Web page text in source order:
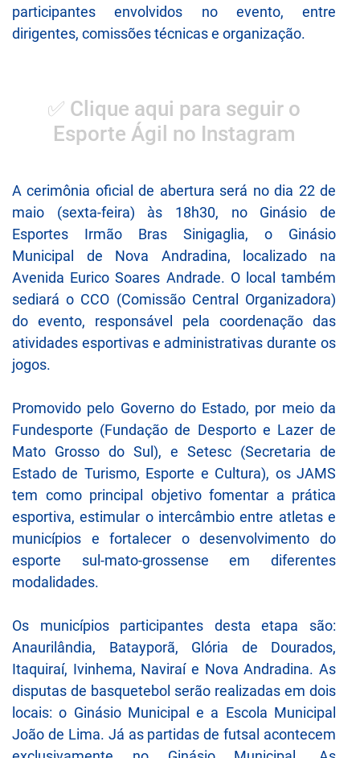
participantes envolvidos no evento, entre
dirigentes, comissões técnicas e organização.
✅ Clique aqui para seguir o
Esporte Ágil no Instagram
A cerimônia oficial de abertura será no dia 22 de
maio (sexta-feira) às 18h30, no Ginásio de
Esportes Irmão Bras Sinigaglia, o Ginásio
Municipal de Nova Andradina, localizado na
Avenida Eurico Soares Andrade. O local também
sediará o CCO (Comissão Central Organizadora)
do evento, responsável pela coordenação das
atividades esportivas e administrativas durante os
jogos.
Promovido pelo Governo do Estado, por meio da
Fundesporte (Fundação de Desporto e Lazer de
Mato Grosso do Sul), e Setesc (Secretaria de
Estado de Turismo, Esporte e Cultura), os JAMS
tem como principal objetivo fomentar a prática
esportiva, estimular o intercâmbio entre atletas e
municípios e fortalecer o desenvolvimento do
esporte sul-mato-grossense em diferentes
modalidades.
Os municípios participantes desta etapa são:
Anaurilândia, Batayporã, Glória de Dourados,
Itaquiraí, Ivinhema, Naviraí e Nova Andradina. As
disputas de basquetebol serão realizadas em dois
locais: o Ginásio Municipal e a Escola Municipal
João de Lima. Já as partidas de futsal acontecem